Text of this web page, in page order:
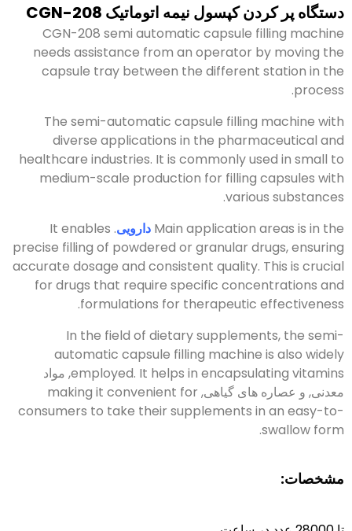
دستگاه پر کردن کپسول نیمه اتوماتیک CGN-208
CGN-208 semi automatic capsule filling machine
needs assistance from an operator by moving the
capsule tray between the different station in the
process
.
The semi-automatic capsule filling machine with
diverse applications in the pharmaceutical and
healthcare industries. It is commonly used in small to
medium-scale production for filling capsules with
various substances
.
Main application areas is in the دارویی.
It enables
precise filling of powdered or granular drugs,ensuring
accurate dosage and consistent quality. This is crucial
for drugs that require specific concentrations and
formulations for therapeutic effectiveness
.
In the field of dietary supplements, the semi-
automatic capsule filling machine is also widely
employed. It helps in encapsulating vitamins
, مواد
معدنی, و عصاره های گیاهی, making it convenient for
consumers to take their supplements in an easy-to-
swallow form
.
مشخصات: